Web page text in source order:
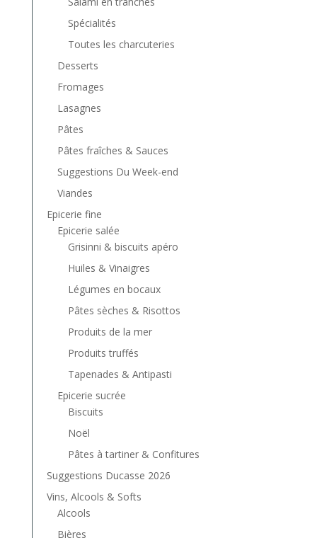
Spécialités
Toutes les charcuteries
Desserts
Fromages
Lasagnes
Pâtes
Pâtes fraîches & Sauces
Suggestions Du Week-end
Viandes
Epicerie fine
Epicerie salée
Grisinni & biscuits apéro
Huiles & Vinaigres
Légumes en bocaux
Pâtes sèches & Risottos
Produits de la mer
Produits truffés
Tapenades & Antipasti
Epicerie sucrée
Biscuits
Noël
Pâtes à tartiner & Confitures
Suggestions Ducasse 2026
Vins, Alcools & Softs
Alcools
Bières